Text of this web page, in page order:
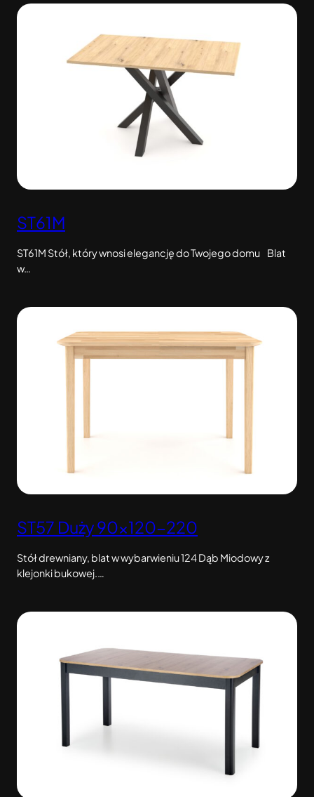
ST61M
ST61M Stół, który wnosi elegancję do Twojego domu Blat
w…
ST57 Duży 90×120-220
Stół drewniany, blat w wybarwieniu 124 Dąb Miodowy z
klejonki bukowej.…